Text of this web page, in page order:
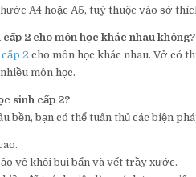
A4 hoặc A5, tuỳ thuộc vào sở
2 cho môn học khác nhau không?
2 cho môn học khác nhau. Vở có
môn học.
sinh cấp 2?
bền, bạn có thể tuân thủ các biện
vệ khỏi bụi bẩn và vết trầy xước.